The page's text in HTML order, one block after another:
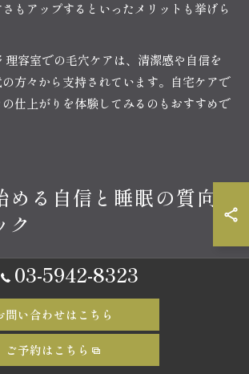
もアップするといったメリットも挙げら
理容室での毛穴ケアは、清潔感や自信を
方々から支持されています。自宅ケアで
仕上がりを体験してみるのもおすすめで
める自信と睡眠の質向
ク
ッドスパで睡眠の質を改善
やスマートフォンの長時間使用による頭皮
に悩まされがちです。中野 理容室のバー
、こうした悩みに応えるために頭筋膜ヘッ
03-5942-8323
問い合わせはこちら
ご予約はこちら